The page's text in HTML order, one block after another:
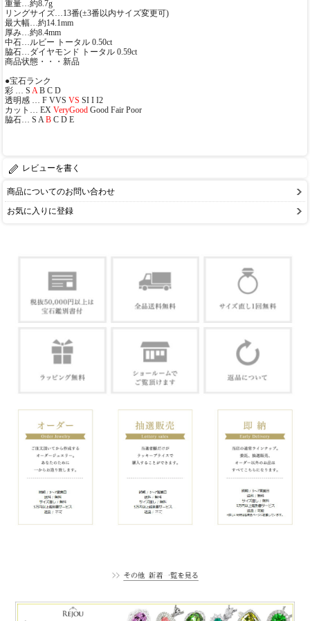
重量…約8.7g
リングサイズ…13番(±3番以内サイズ変更可)
最大幅…約14.1mm
厚み…約8.4mm
中石…ルビー トータル 0.50ct
脇石…ダイヤモンド トータル 0.59ct
商品状態・・・新品
●宝石ランク
彩 … S AB C D
透明感 … F VVS VS SI I I2
カット… EX VeryGood Good Fair Poor
脇石… S AB C D E
レビューを書く
商品についてのお問い合わせ
お気に入りに登録